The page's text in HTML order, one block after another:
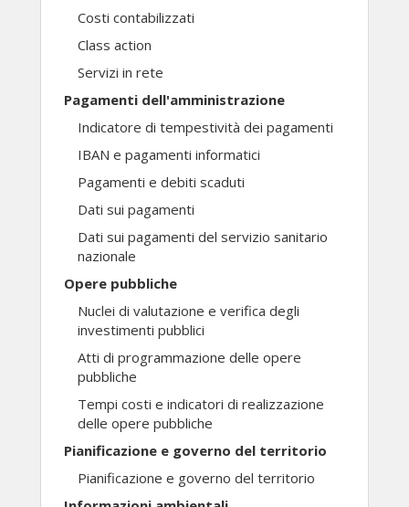
Costi contabilizzati
Class action
Servizi in rete
Pagamenti dell'amministrazione
Indicatore di tempestività dei pagamenti
IBAN e pagamenti informatici
Pagamenti e debiti scaduti
Dati sui pagamenti
Dati sui pagamenti del servizio sanitario
nazionale
Opere pubbliche
Nuclei di valutazione e verifica degli
investimenti pubblici
Atti di programmazione delle opere
pubbliche
Tempi costi e indicatori di realizzazione
delle opere pubbliche
Pianificazione e governo del territorio
Pianificazione e governo del territorio